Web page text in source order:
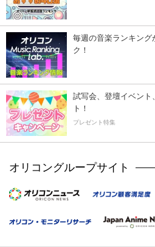
毎週の音楽ランキング
ク！
試写会、登壇イベント
ト！
プレゼント特集
オリコングループサイト